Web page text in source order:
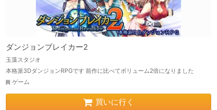
ダンジョンブレイカー2
玉藻スタジオ
本格派3DダンジョンRPGです 前作に比べてボリューム2倍になりました
ゲーム
買いに行く